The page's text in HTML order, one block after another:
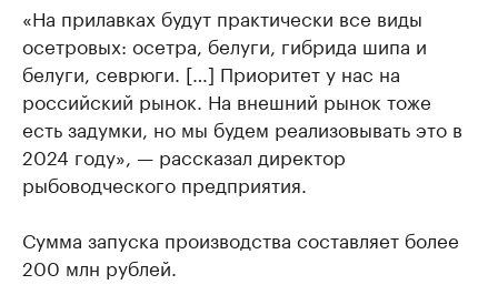
«На прилавках будут практически все виды
осетровых: осетра, белуги, гибрида шипа и
белуги, севрюги. […] Приоритет у нас на
российский рынок. На внешний рынок тоже
есть задумки, но мы будем реализовывать это в
2024 году», — рассказал директор
рыбоводческого предприятия.
Сумма запуска производства составляет более
200 млн рублей.